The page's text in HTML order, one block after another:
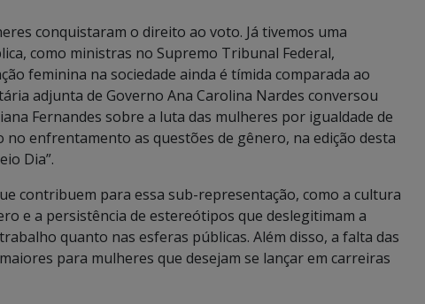
conquistaram o direito ao voto. Já tivemos uma
como ministras no Supremo Tribunal Federal,
feminina na sociedade ainda é tímida comparada ao
adjunta de Governo Ana Carolina Nardes conversou
Fernandes sobre a luta das mulheres por igualdade de
enfrentamento as questões de gênero, na edição desta
Dia”.
contribuem para essa sub-representação, como a cultura
e a persistência de estereótipos que deslegitimam a
quanto nas esferas públicas. Além disso, a falta das
para mulheres que desejam se lançar em carreiras